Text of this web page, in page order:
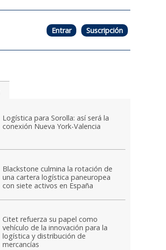
Entrar Suscripción
Logística para Sorolla: así será la
conexión Nueva York-Valencia
Blackstone culmina la rotación de
una cartera logística paneuropea
con siete activos en España
Citet refuerza su papel como
vehículo de la innovación para la
logística y distribución de
mercancías